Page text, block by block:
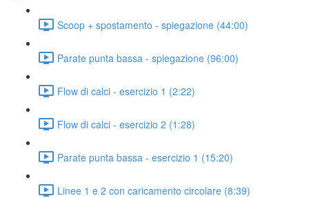
Scoop + spostamento - spiegazione (44:00)
Parate punta bassa - spiegazione (96:00)
Flow di calci - esercizio 1 (2:22)
Flow di calci - esercizio 2 (1:28)
Parate punta bassa - esercizio 1 (15:20)
Linee 1 e 2 con caricamento circolare (8:39)